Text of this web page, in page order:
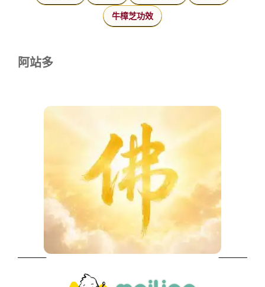
牛樟芝功效
阿站多